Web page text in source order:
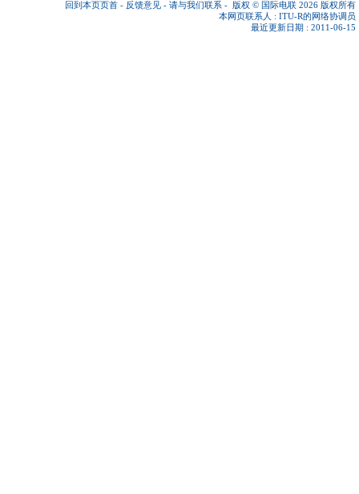
回到本页页首 - 反馈意见 - 请与我们联系 - 版权 © 国际电联 2026 版权所有
本网页联系人 : ITU-R的网络协调员
最近更新日期 : 2011-06-15